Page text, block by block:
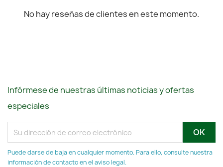
No hay reseñas de clientes en este momento.
Infórmese de nuestras últimas noticias y ofertas
especiales
Puede darse de baja en cualquier momento. Para ello, consulte nuestra
información de contacto en el aviso legal.